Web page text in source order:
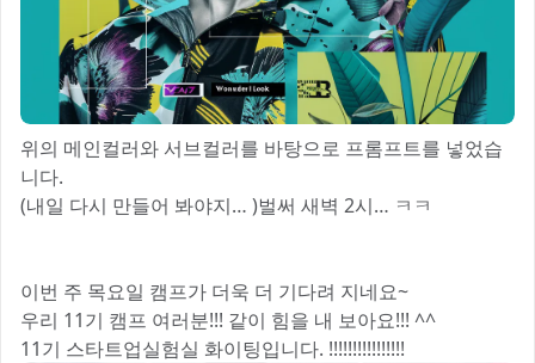
위의 메인컬러와 서브컬러를 바탕으로 프롬프트를 넣었습
니다.
(내일 다시 만들어 봐야지… )벌써 새벽 2시… ㅋㅋ
이번 주 목요일 캠프가 더욱 더 기다려 지네요~
우리 11기 캠프 여러분!!! 같이 힘을 내 보아요!!! ^^
11기 스타트업실험실 화이팅입니다. !!!!!!!!!!!!!!!!